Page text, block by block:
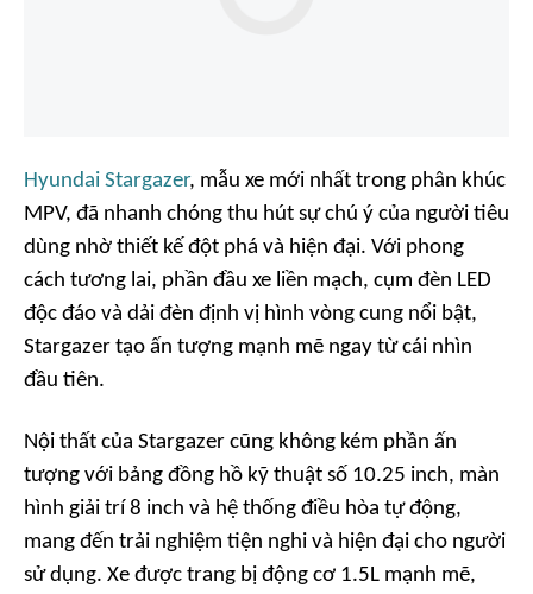
Hyundai Stargazer, mẫu xe mới nhất trong phân khúc
MPV, đã nhanh chóng thu hút sự chú ý của người tiêu
dùng nhờ thiết kế đột phá và hiện đại. Với phong
cách tương lai, phần đầu xe liền mạch, cụm đèn LED
độc đáo và dải đèn định vị hình vòng cung nổi bật,
Stargazer tạo ấn tượng mạnh mẽ ngay từ cái nhìn
đầu tiên.
Nội thất của Stargazer cũng không kém phần ấn
tượng với bảng đồng hồ kỹ thuật số 10.25 inch, màn
hình giải trí 8 inch và hệ thống điều hòa tự động,
mang đến trải nghiệm tiện nghi và hiện đại cho người
sử dụng. Xe được trang bị động cơ 1.5L mạnh mẽ,